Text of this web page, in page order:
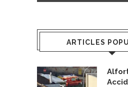
ARTICLES